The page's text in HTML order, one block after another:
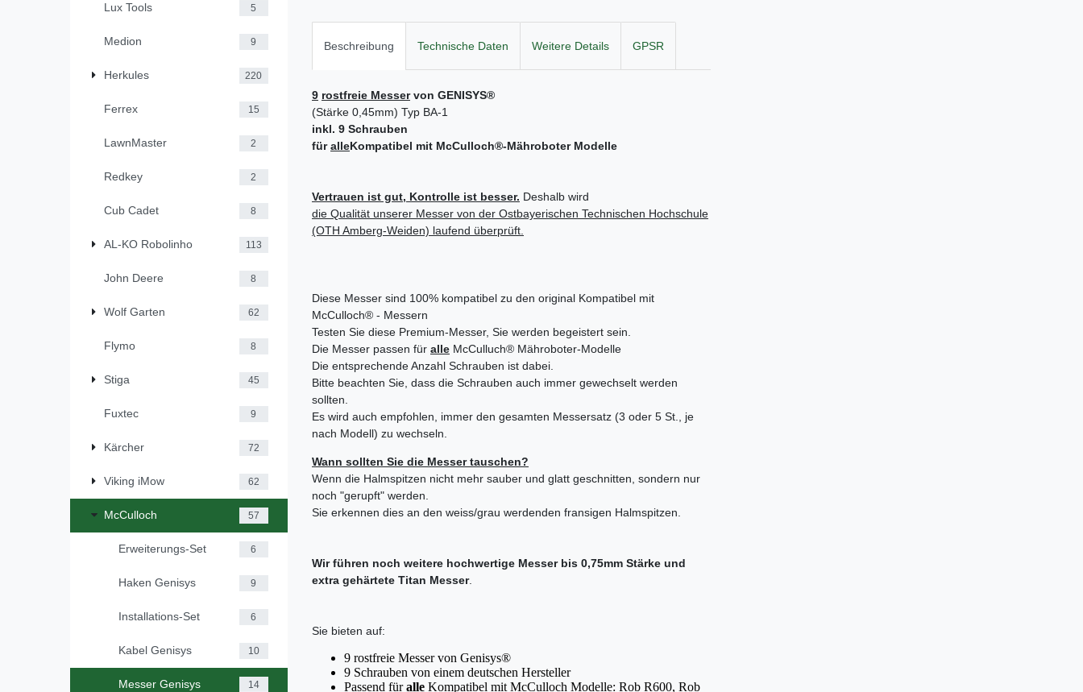
Lux Tools 5
Medion 9
Herkules 220
Ferrex 15
LawnMaster 2
Redkey 2
Cub Cadet 8
AL-KO Robolinho 113
John Deere 8
Wolf Garten 62
Flymo 8
Stiga 45
Fuxtec 9
Kärcher 72
Viking iMow 62
McCulloch 57
Erweiterungs-Set 6
Haken Genisys 9
Installations-Set 6
Kabel Genisys 10
Messer Genisys 14
Beschreibung Technische Daten Weitere Details GPSR
9 rostfreie Messervon GENISYS®
(Stärke 0,45mm) Typ BA-1
inkl. 9 Schrauben
füralleKompatibel mit McCulloch®-Mähroboter Modelle
Vertrauen ist gut, Kontrolle ist besser. Deshalb wird
die Qualität unserer Messer von der Ostbayerischen Technischen Hochschule
(OTH Amberg-Weiden) laufend überprüft.
Diese Messer sind 100% kompatibel zu den original Kompatibel mit
McCulloch® - Messern
Testen Sie diese Premium-Messer, Sie werden begeistert sein.
Die Messer passen für alle McCulluch® Mähroboter-Modelle
Die entsprechende Anzahl Schrauben ist dabei.
Bitte beachten Sie, dass die Schrauben auch immer gewechselt werden
sollten.
Es wird auch empfohlen, immer den gesamten Messersatz (3 oder 5 St., je
nach Modell) zu wechseln.
Wann sollten Sie die Messer tauschen?
Wenn die Halmspitzen nicht mehr sauber und glatt geschnitten, sondern nur
noch "gerupft" werden.
Sie erkennen dies an den weiss/grau werdenden fransigen Halmspitzen.
Wir führen noch weitere hochwertige Messer bis 0,75mm Stärke und
extra gehärtete Titan Messer.
Sie bieten auf:
9 rostfreie Messer von Genisys®
9 Schrauben von einem deutschen Hersteller
Passend füralle Kompatibel mit McCulloch Modelle: Rob R600, Rob